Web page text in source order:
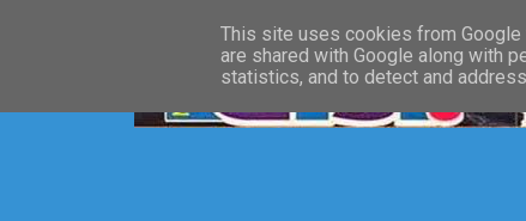
This site uses cookies from
are shared with Google along with
statistics, and to detect and